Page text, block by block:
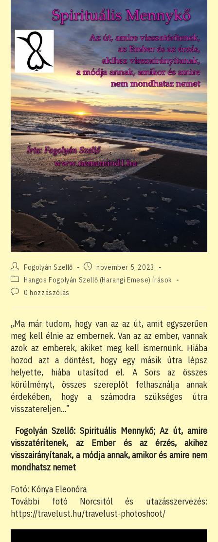
Post
author:
Fogolyán Szellő
Postnovember 5, 2023
Post
category:
Hangos Fogolyán Szellő (Harangi Emese) írások
Post0 hozzászólás
„Ma már tudom, hogy van az az út, amit egyszerűen
meg kell élnie az embernek. Van az az ember, vannak
azok az emberek, akiket meg kell ismernünk. Hiába
hozod azt a döntést, hogy egy másik útra lépsz
helyette, hiába utasítod el. A Sors az összes
körülményt, összes szereplőt felhasználja annak
érdekében, hogy a számodra szükséges útra
visszatereljen…”
Fogolyán Szellő: Spirituális Mennykő; Az út, amire
visszatérítenek, az Ember és az érzés, akihez
visszairányítanak, a módja annak, amikor és amire nem
mondhatsz nemet
Fotó: Kónya Eleonóra
További fotó Norcsitól és utazásszervezés:
https://travelust.hu/travelust-photoshoot/